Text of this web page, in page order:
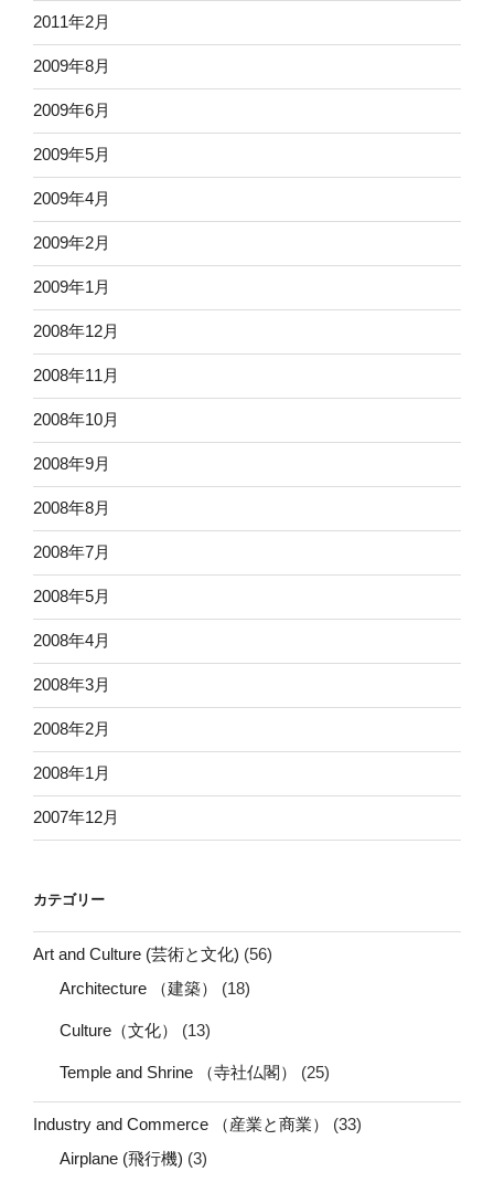
2011年2月
2009年8月
2009年6月
2009年5月
2009年4月
2009年2月
2009年1月
2008年12月
2008年11月
2008年10月
2008年9月
2008年8月
2008年7月
2008年5月
2008年4月
2008年3月
2008年2月
2008年1月
2007年12月
カテゴリー
Art and Culture (芸術と文化) (56)
Architecture （建築）
(18)
Culture（文化） (13)
Temple and Shrine （寺社仏閣） (25)
Industry and Commerce （産業と商業）
(33)
Airplane (飛行機) (3)